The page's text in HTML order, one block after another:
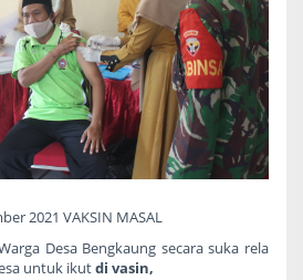
2021 VAKSIN MASAL
Desa Bengkaung secara suka rela
untuk ikutdi vasin,